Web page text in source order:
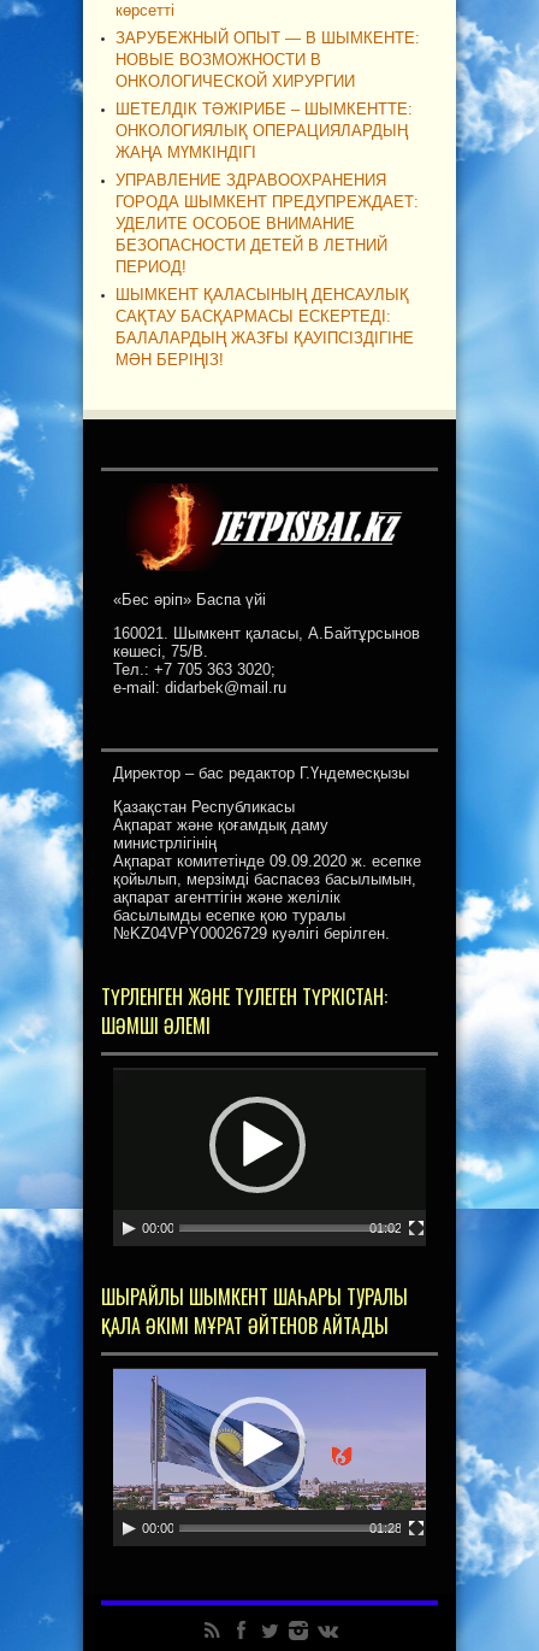
көрсетті
ЗАРУБЕЖНЫЙ ОПЫТ — В ШЫМКЕНТЕ:
НОВЫЕ ВОЗМОЖНОСТИ В
ОНКОЛОГИЧЕСКОЙ ХИРУРГИИ
ШЕТЕЛДІК ТӘЖІРИБЕ – ШЫМКЕНТТЕ:
ОНКОЛОГИЯЛЫҚ ОПЕРАЦИЯЛАРДЫҢ
ЖАҢА МҮМКІНДІГІ
УПРАВЛЕНИЕ ЗДРАВООХРАНЕНИЯ
ГОРОДА ШЫМКЕНТ ПРЕДУПРЕЖДАЕТ:
УДЕЛИТЕ ОСОБОЕ ВНИМАНИЕ
БЕЗОПАСНОСТИ ДЕТЕЙ В ЛЕТНИЙ
ПЕРИОД!
ШЫМКЕНТ ҚАЛАСЫНЫҢ ДЕНСАУЛЫҚ
САҚТАУ БАСҚАРМАСЫ ЕСКЕРТЕДІ:
БАЛАЛАРДЫҢ ЖАЗҒЫ ҚАУІПСІЗДІГІНЕ
МӘН БЕРІҢІЗ!
«Бес әріп» Баспа үйі
160021. Шымкент қаласы, А.Байтұрсынов
көшесі, 75/В.
Тел.: +7 705 363 3020;
e-mail: didarbek@mail.ru
Директор – бас редактор Г.Үндемесқызы
Қазақстан Республикасы
Ақпарат және қоғамдық даму
министрлігінің
Ақпарат комитетінде 09.09.2020 ж. есепке
қойылып, мерзімді баспасөз басылымын,
ақпарат агенттігін және желілік
басылымды есепке қою туралы
№KZ04VPY00026729 куәлігі берілген.
ТҮРЛЕНГЕН ЖӘНЕ ТҮЛЕГЕН ТҮРКІСТАН:
ШӘМШІ ӘЛЕМІ
00:00 01:02
ШЫРАЙЛЫ ШЫМКЕНТ ШАҺАРЫ ТУРАЛЫ
ҚАЛА ӘКІМІ МҰРАТ ӘЙТЕНОВ АЙТАДЫ
Видеоплеер
00:00 01:28